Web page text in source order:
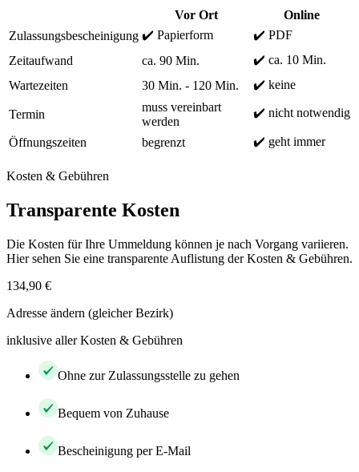
Vor Ort
Online
Zulassungsbescheinigung ✔️ Papierform
✔️ PDF
Zeitaufwand
ca. 90 Min.
✔️ ca. 10 Min.
Wartezeiten
30 Min. - 120 Min. ✔️ keine
Termin
muss vereinbart
werden
✔️ nicht notwendig
Öffnungszeiten begrenzt ✔️ geht immer
Kosten & Gebühren
Transparente Kosten
Die Kosten für Ihre Ummeldung können je nach Vorgang variieren.
Hier sehen Sie eine transparente Auflistung der Kosten & Gebühren.
134,90 €
Adresse ändern (gleicher Bezirk)
inklusive aller Kosten & Gebühren
Ohne zur Zulassungsstelle zu gehen
Bequem von Zuhause
Bescheinigung per E-Mail